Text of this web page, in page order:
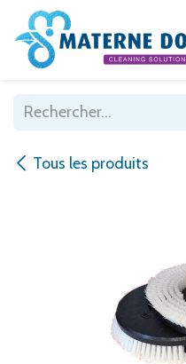
Se rendre au contenu
Tous les produits